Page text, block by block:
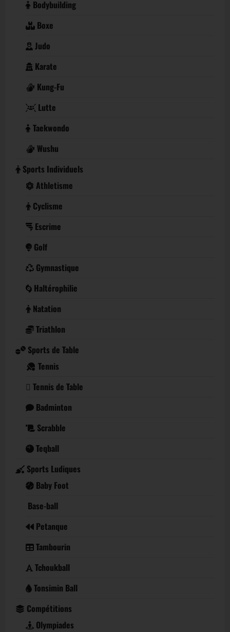
Bodybuilding
Boxe
Judo
Karate
Kung-Fu
Lutte
Taekwondo
Wushu
Sports Individuels
Athletisme
Cyclisme
Escrime
Golf
Gymnastique
Haltérophilie
Natation
Triathlon
Sports de Table
Tennis
Tennis de Table
Badminton
Scrabble
Teqball
Sports Ludiques
Baby Foot
Base-ball
Petanque
Tambourin
Tchoukball
Tonsimin Ball
Compétitions
Olympiades